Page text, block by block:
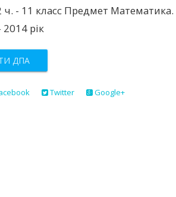
- 11 класс Предмет Математика.
рік
ДПА
Twitter Google+